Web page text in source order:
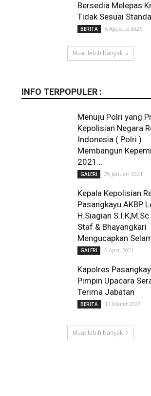
Bersedia Melepas
Tidak Sesuai
BERITA 6 Agustus 2026
Muat lebih banyak
INFO TERPOPULER :
Menuju Polri yang
Kepolisian Negara
Indonesia ( Polri )
Membangun
2021...
GALERI 29 Januari 2021
Kepala Kepolisian
Pasangkayu AKBP
H.Siagian
Staf & Bhayangkari
Mengucapkan
GALERI 2 April 2021
Kapolres
Pimpin Upacara
Terima Jabatan
BERITA 10 Maret 2023
Muat lebih banyak